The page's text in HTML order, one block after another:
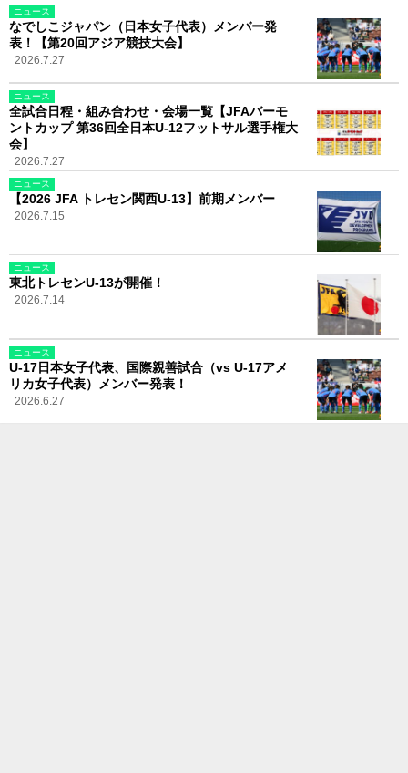
ニュース
なでしこジャパン（日本女子代表）メンバー発
表！【第20回アジア競技大会】
2026.7.27
ニュース
全試合日程・組み合わせ・会場一覧【JFAバーモ
ントカップ 第36回全日本U-12フットサル選手権大
会】
2026.7.27
ニュース
【2026 JFA トレセン関西U-13】前期メンバー
2026.7.15
ニュース
東北トレセンU-13が開催！
2026.7.14
ニュース
U-17日本女子代表、国際親善試合（vs U-17アメ
リカ女子代表）メンバー発表！
2026.6.27